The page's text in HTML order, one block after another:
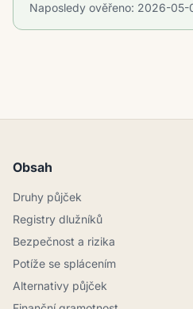
Naposledy ověřeno: 2026-05-
Obsah
Druhy půjček
Registry dlužníků
Bezpečnost a rizika
Potíže se splácením
Alternativy půjček